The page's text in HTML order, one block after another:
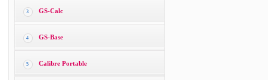
3 GS-Calc
4 GS-Base
5 Calibre Portable